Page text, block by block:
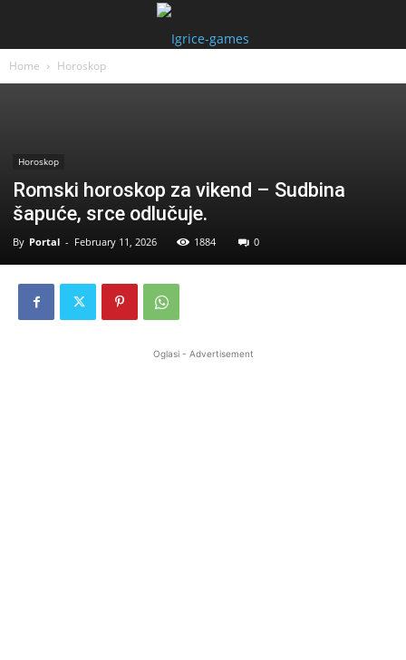
Home Horoskop
Horoskop
Romski horoskop za vikend – Sudbina
šapuće, srce odlučuje.
By Portal - February 11, 2026 1884 0
Oglasi - Advertisement